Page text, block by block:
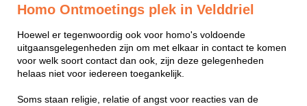
Homo Ontmoetings plek in Velddriel
Hoewel er tegenwoordig ook voor homo's voldoende
uitgaansgelegenheden zijn om met elkaar in contact te komen
voor welk soort contact dan ook, zijn deze gelegenheden
helaas niet voor iedereen toegankelijk.
Soms staan religie, relatie of angst voor reacties van de